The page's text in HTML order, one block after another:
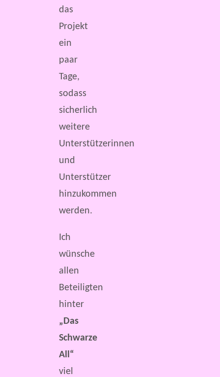
das
Projekt
ein
paar
Tage,
sodass
sicherlich
weitere
Unterstützerinnen
und
Unterstützer
hinzukommen
werden.
Ich
wünsche
allen
Beteiligten
hinter
„Das
Schwarze
All“
viel